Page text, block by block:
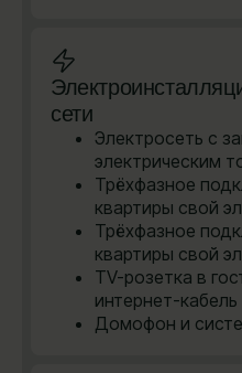
сети
Электросеть с
электрическим
Трёхфазное
квартиры свой
Трёхфазное
квартиры свой
TV-розетка в
интернет-
Домофон и